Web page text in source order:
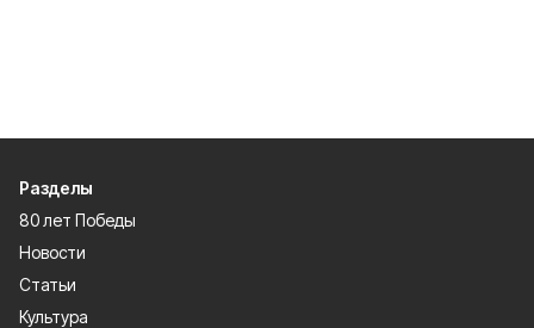
Разделы
80 лет Победы
Новости
Статьи
Культура